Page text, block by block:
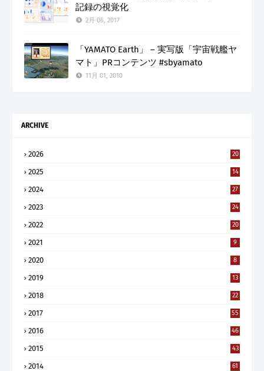
記録の視覚化
2月 06, 2017
「YAMATO Earth」 – 実写版「宇宙戦艦ヤ
マト」PRコンテンツ #sbyamato
11月 01, 2010
ARCHIVE
2026 20
2025 14
2024 27
2023 24
2022 20
2021 9
2020 8
2019 13
2018 22
2017 55
2016 46
2015 43
2014 61